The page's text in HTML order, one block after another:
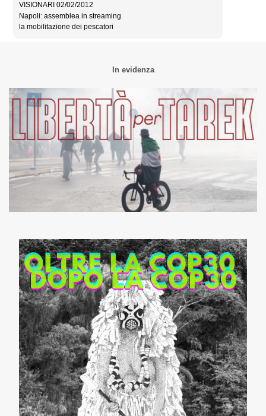
VISIONARI 02/02/2012
Napoli: assemblea in streaming
la mobilitazione dei pescatori
In evidenza